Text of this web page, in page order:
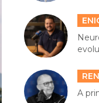
A